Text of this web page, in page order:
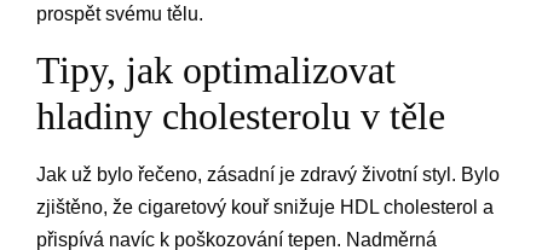
prospět svému tělu.
​Tipy, jak optimalizovat
hladiny cholesterolu v těle
Jak už bylo řečeno, zásadní je zdravý životní styl. Bylo
zjištěno, že cigaretový kouř snižuje HDL cholesterol a
přispívá navíc k poškozování tepen. Nadměrná